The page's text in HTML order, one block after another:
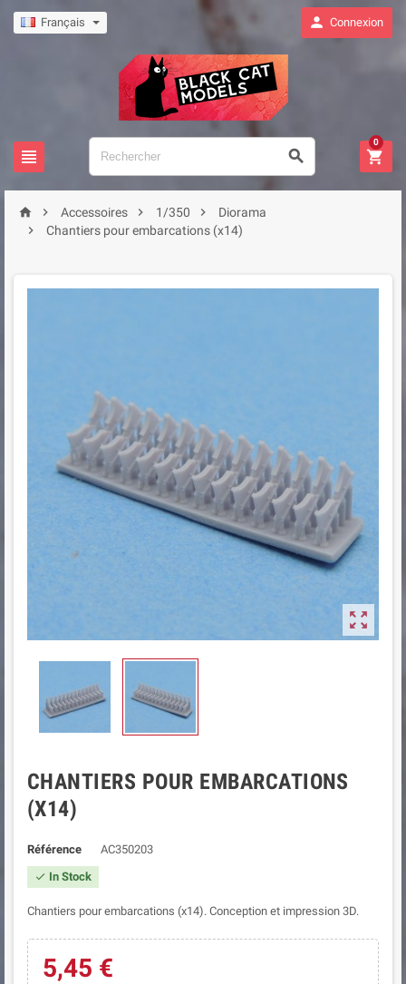
Français  Connexion
  
0
  Accessoires  1/350 
Diorama

Chantiers pour embarcations (x14)

CHANTIERS POUR EMBARCATIONS
(X14)
Référence AC350203
 In Stock
Chantiers pour embarcations (x14). Conception et impression 3D.
5,45 €